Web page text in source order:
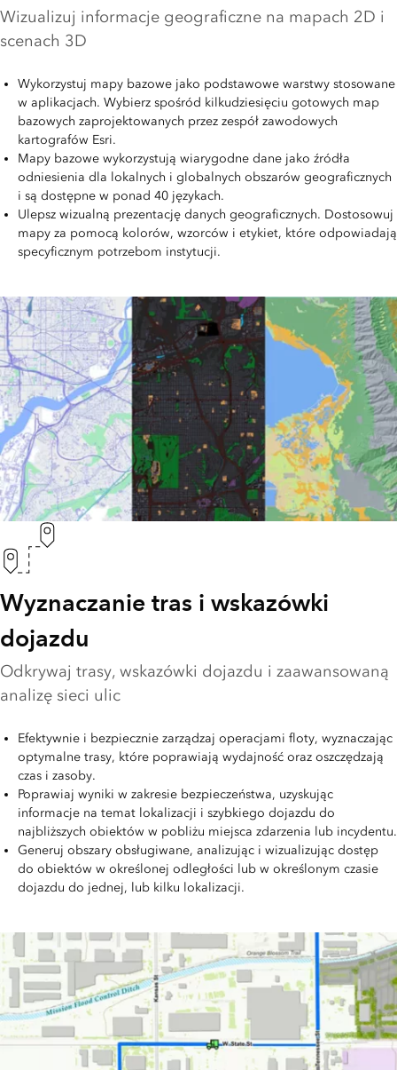
Wizualizuj informacje geograficzne na mapach 2D i
scenach 3D
Wykorzystuj mapy bazowe jako podstawowe warstwy stosowane
w aplikacjach. Wybierz spośród kilkudziesięciu gotowych map
bazowych zaprojektowanych przez zespół zawodowych
kartografów Esri.
Mapy bazowe wykorzystują wiarygodne dane jako źródła
odniesienia dla lokalnych i globalnych obszarów geograficznych
i są dostępne w ponad 40 językach.
Ulepsz wizualną prezentację danych geograficznych. Dostosowuj
mapy za pomocą kolorów, wzorców i etykiet, które odpowiadają
specyficznym potrzebom instytucji.
Wyznaczanie tras i wskazówki
dojazdu
Odkrywaj trasy, wskazówki dojazdu i zaawansowaną
analizę sieci ulic
Efektywnie i bezpiecznie zarządzaj operacjami floty, wyznaczając
optymalne trasy, które poprawiają wydajność oraz oszczędzają
czas i zasoby.
Poprawiaj wyniki w zakresie bezpieczeństwa, uzyskując
informacje na temat lokalizacji i szybkiego dojazdu do
najbliższych obiektów w pobliżu miejsca zdarzenia lub incydentu.
Generuj obszary obsługiwane, analizując i wizualizując dostęp
do obiektów w określonej odległości lub w określonym czasie
dojazdu do jednej, lub kilku lokalizacji.